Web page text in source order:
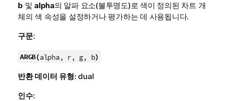
b 및 alpha의 알파 요소(불투명도)로 색이 정의된 차트 개
체의 색 속성을 설정하거나 평가하는 데 사용됩니다.
구문:
ARGB(alpha, r, g, b)
반환 데이터 유형: dual
인수: